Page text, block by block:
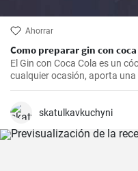
Ahorrar
Como preparar gin con coca
El Gin con Coca Cola es un
cualquier ocasión, aporta
que resultarán del agrado
común mezclar gin con Coca
skatulkavkuchyni